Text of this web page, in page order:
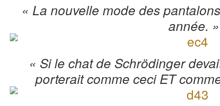
« La nouvelle mode des
année. »
« Si le chat de Schrödinger
porterait comme ceci ET